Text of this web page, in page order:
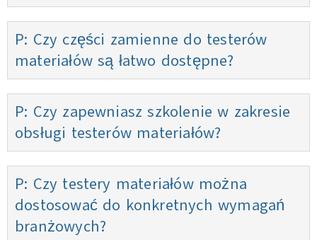
P: Czy części zamienne do testerów
materiałów są łatwo dostępne?
P: Czy zapewniasz szkolenie w zakresie
obsługi testerów materiałów?
P: Czy testery materiałów można
dostosować do konkretnych wymagań
branżowych?